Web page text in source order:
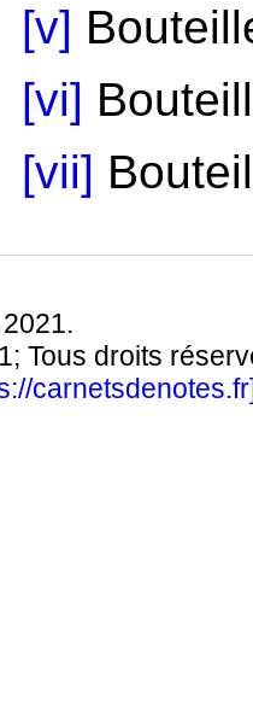
[v]
[vi]
[vii]
Tous droits